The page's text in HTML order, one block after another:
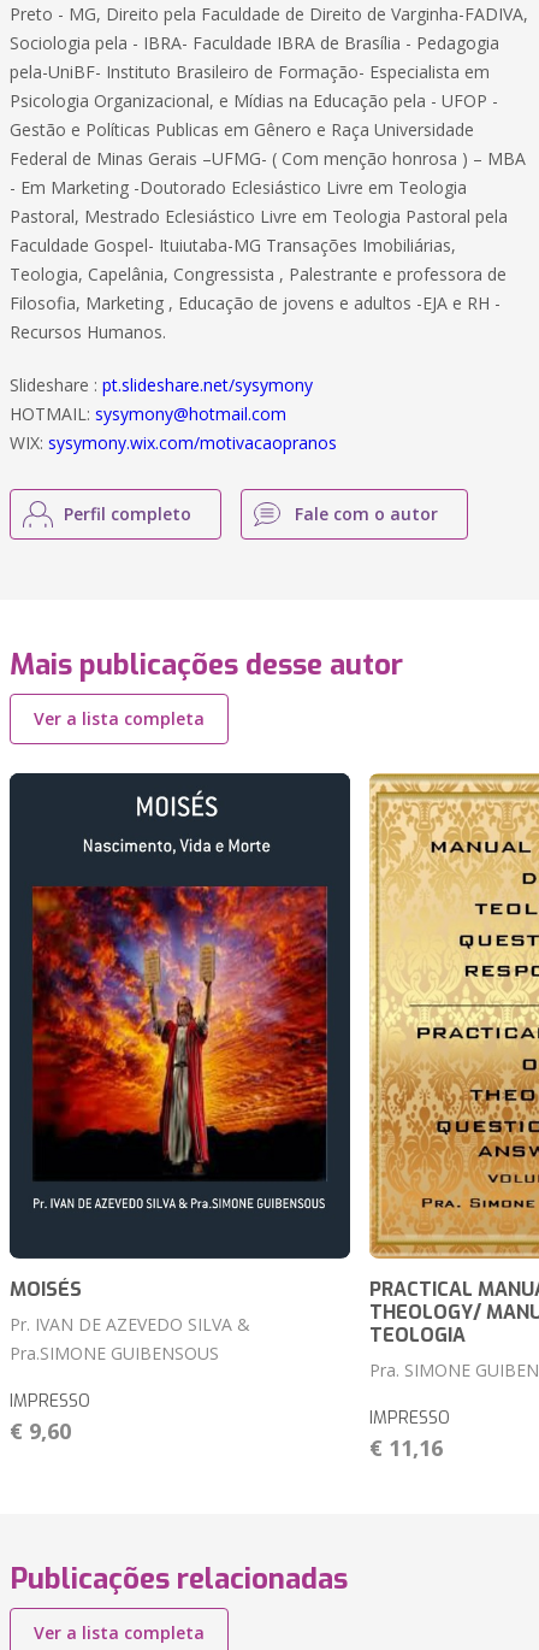
Preto - MG, Direito pela Faculdade de Direito de Varginha-FADIVA,
Sociologia pela - IBRA- Faculdade IBRA de Brasília - Pedagogia
pela-UniBF- Instituto Brasileiro de Formação- Especialista em
Psicologia Organizacional, e Mídias na Educação pela - UFOP -
Gestão e Políticas Publicas em Gênero e Raça Universidade
Federal de Minas Gerais –UFMG- ( Com menção honrosa ) – MBA
- Em Marketing -Doutorado Eclesiástico Livre em Teologia
Pastoral, Mestrado Eclesiástico Livre em Teologia Pastoral pela
Faculdade Gospel- Ituiutaba-MG Transações Imobiliárias,
Teologia, Capelânia, Congressista , Palestrante e professora de
Filosofia, Marketing , Educação de jovens e adultos -EJA e RH -
Recursos Humanos.
Slideshare : pt.slideshare.net/sysymony
HOTMAIL: sysymony@hotmail.com
WIX: sysymony.wix.com/motivacaopranos
Perfil completo Fale com o autor
Mais publicações desse autor
Ver a lista completa
MOISÉS
Pr. IVAN DE AZEVEDO SILVA &
Pra.SIMONE GUIBENSOUS
IMPRESSO
€ 9,60
PRACTICAL
THEOLOGY/
TEOLOGIA
Pra. SIMONE
IMPRESSO
€ 11,16
Publicações relacionadas
Ver a lista completa